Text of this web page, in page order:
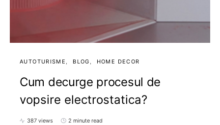
AUTOTURISME BLOG HOME DECOR
Cum decurge procesul de
vopsire electrostatica?
387 views 2 minute read